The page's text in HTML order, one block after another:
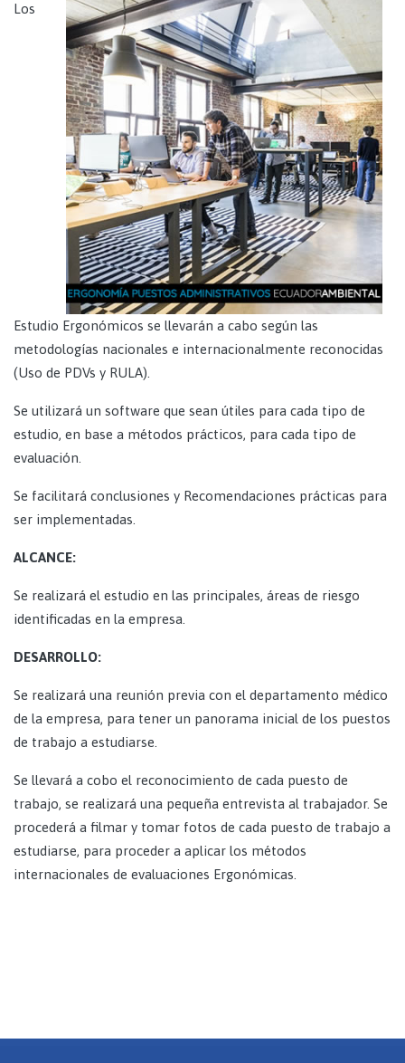
Los
Estudio Ergonómicos se llevarán a cabo según las
metodologías nacionales e internacionalmente reconocidas
(Uso de PDVs y RULA).
Se utilizará un software que sean útiles para cada tipo de
estudio, en base a métodos prácticos, para cada tipo de
evaluación.
Se facilitará conclusiones y Recomendaciones prácticas para
ser implementadas.
ALCANCE:
Se realizará el estudio en las principales, áreas de riesgo
identificadas en la empresa.
DESARROLLO:
Se realizará una reunión previa con el departamento médico
de la empresa, para tener un panorama inicial de los puestos
de trabajo a estudiarse.
Se llevará a cobo el reconocimiento de cada puesto de
trabajo, se realizará una pequeña entrevista al trabajador. Se
procederá a filmar y tomar fotos de cada puesto de trabajo a
estudiarse, para proceder a aplicar los métodos
internacionales de evaluaciones Ergonómicas.